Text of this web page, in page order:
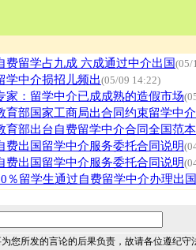
费留学占九成 六成通过中介出国(05/
学中介损招儿频出(05/09 14:22)
家：留学中介已成成熟的造假市场
育部国家工商局出合同约束留学中介
育部出台自费留学中介合同全国范本
费出国留学中介服务委托合同说明
费出国留学中介服务委托合同说明
％留学生通过自费留学中介办理出国
您所发的言论的后果负责，故请各位遵纪守